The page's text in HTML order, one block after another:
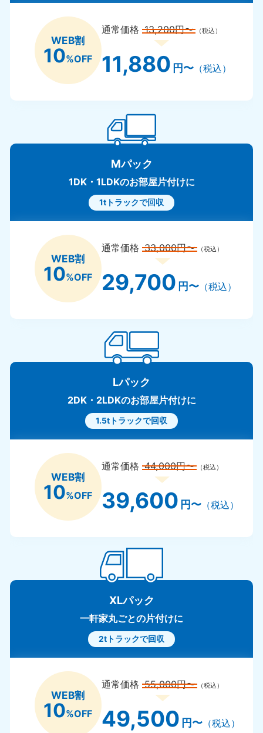
WEB割
10%OFF
通常価格13,200円〜 （税込）
11,880 円〜（税込）
Mパック
1DK・1LDKのお部屋片付けに
1tトラックで回収
WEB割
10%OFF
通常価格33,000円〜 （税込）
29,700 円〜（税込）
Lパック
2DK・2LDKのお部屋片付けに
1.5tトラックで回収
WEB割
10%OFF
通常価格44,000円〜 （税込）
39,600 円〜（税込）
XLパック
一軒家丸ごとの片付けに
2tトラックで回収
WEB割
10%OFF
通常価格55,000円〜 （税込）
49,500 円〜（税込）